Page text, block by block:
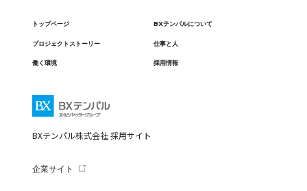
トップページ BXテンパルについて
プロジェクトストーリー 仕事と人
働く環境 採用情報
BXテンパル株式会社 採用サイト
企業サイト